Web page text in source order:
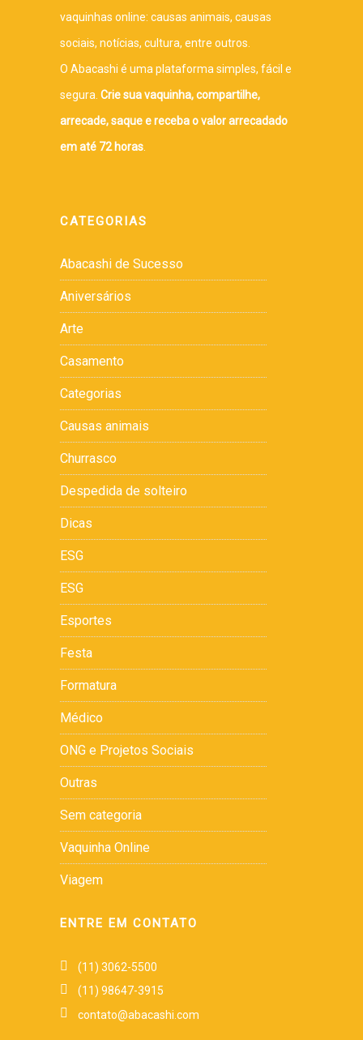
vaquinhas online: causas animais, causas
sociais, notícias, cultura, entre outros.
O Abacashi é uma plataforma simples, fácil e
segura. Crie sua vaquinha, compartilhe,
arrecade, saque e receba o valor arrecadado
em até 72 horas.
CATEGORIAS
Abacashi de Sucesso
Aniversários
Arte
Casamento
Categorias
Causas animais
Churrasco
Despedida de solteiro
Dicas
ESG
ESG
Esportes
Festa
Formatura
Médico
ONG e Projetos Sociais
Outras
Sem categoria
Vaquinha Online
Viagem
ENTRE EM CONTATO
(11) 3062-5500
(11) 98647-3915
contato@abacashi.com